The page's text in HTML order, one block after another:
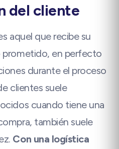
del cliente
aquel que recibe su
en perfecto
durante el proceso
clientes suele
cuando tiene una
también suele
Con una logística